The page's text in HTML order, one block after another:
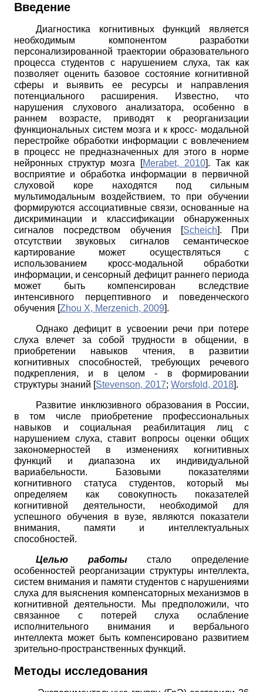
Введение
Диагностика когнитивных функций является
необходимым компонентом разработки
персонализированной траектории образовательного
процесса студентов с нарушением слуха, так как
позволяет оценить базовое состояние когнитивной
сферы и выявить ее ресурсы и направления
потенциального расширения. Известно, что
нарушения слухового анализатора, особенно в
раннем возрасте, приводят к реорганизации
функциональных систем мозга и к кросс- модальной
перестройке обработки информации с вовлечением
в процесс не предназначенных для этого в норме
нейронных структур мозга
[Merabet, 2010]. Так как
восприятие и обработка информации в первичной
слуховой коре находятся под сильным
мультимодальным воздействием, то при обучении
формируются ассоциативные связи, основанные на
дискриминации и классификации обнаруженных
сигналов посредством обучения
[Scheich].
При
отсутствии звуковых сигналов семантическое
картирование может осуществляться с
использованием кросс-модальной обработки
информации, и сенсорный дефицит раннего периода
может быть компенсирован вследствие
интенсивного перцептивного и поведенческого
обучения [Zhou X, Merzenich, 2009].
Однако дефицит в усвоении речи при потере
слуха влечет за собой трудности в общении, в
приобретении навыков чтения, в развитии
когнитивных способностей, требующих речевого
подкрепления, и в целом- в формировании
структуры знаний [Stevenson, 2017; Worsfold, 2018].
Развитие инклюзивного образования в России,
в том числе приобретение профессиональных
навыков и социальная реабилитация лиц с
нарушением слуха, ставит вопросы оценки общих
закономерностей в изменениях когнитивных
функций и диапазона их индивидуальной
вариабельности. Базовыми показателями
когнитивного статуса студентов, который мы
определяем как совокупность показателей
когнитивной деятельности, необходимой для
успешного обучения в вузе, являются показатели
внимания, памяти и интеллектуальных
способностей.
Целью работыстало определение
особенностей реорганизации структуры интеллекта,
систем внимания и памяти студентов с нарушениями
слуха для выяснения компенсаторных механизмов в
когнитивной деятельности. Мы предположили, что
связанное с потерей слуха ослабление
исполнительного внимания и вербального
интеллекта может быть компенсировано развитием
зрительно-пространственных функций.
Методы исследования